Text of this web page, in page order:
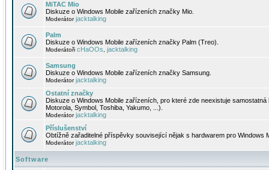
MiTAC Mio
Diskuze o Windows Mobile zařízeních značky Mio.
Moderátorjacktalking
Palm
Diskuze o Windows Mobile zařízeních značky Palm (Treo).
Moderátoři cHaOOs jacktalking
Samsung
Diskuze o Windows Mobile zařízeních značky Samsung.
Moderátorjacktalking
Ostatní značky
Diskuze o Windows Mobile zařízeních, pro které zde neexistuje
Motorola, Symbol, Toshiba, Yakumo, ...).
Moderátorjacktalking
Příslušenství
Obtížně zařaditelné příspěvky související nějak s hardwarem pro Windows
Moderátorjacktalking
Software